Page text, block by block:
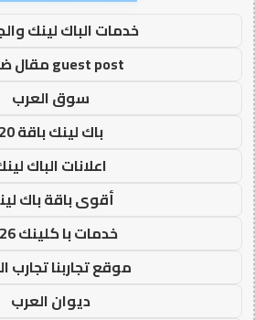
خدمات الباك لينك
guest post مقال ضيف
سوق العرب
باك لينك باقة 20
اعلانات الباك
أقوى باقة باك
خدمات با كلينك 2026
موقع تجاربنا تجارب
ديوان العرب